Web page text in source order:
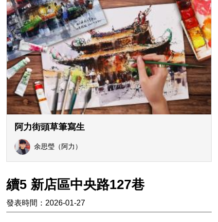
阿力街頭草筆寫生
余思瑩（阿力）
續5 新店區中央路127巷
發表時間：2026-01-27